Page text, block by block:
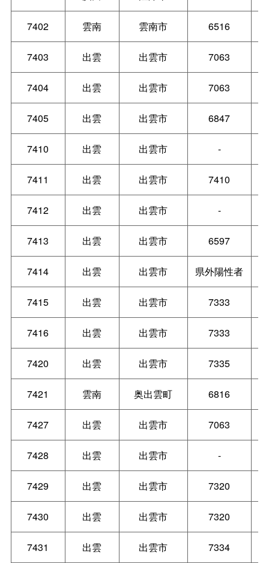
7402 雲南 雲南市 6516
7403 出雲 出雲市 7063
7404 出雲 出雲市 7063
7405 出雲 出雲市 6847
7410 出雲 出雲市 -
7411 出雲 出雲市 7410
7412 出雲 出雲市 -
7413 出雲 出雲市 6597
7414 出雲 出雲市 県外陽性者
7415 出雲 出雲市 7333
7416 出雲 出雲市 7333
7420 出雲 出雲市 7335
7421 雲南 奥出雲町 6816
7427 出雲 出雲市 7063
7428 出雲 出雲市 -
7429 出雲 出雲市 7320
7430 出雲 出雲市 7320
7431 出雲 出雲市 7334